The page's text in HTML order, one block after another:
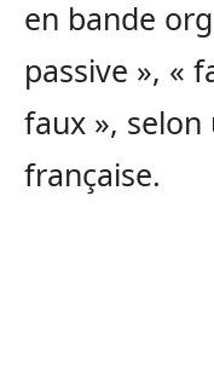
en bande
passive », «
faux », selon
française.